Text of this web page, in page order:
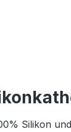
Silikon